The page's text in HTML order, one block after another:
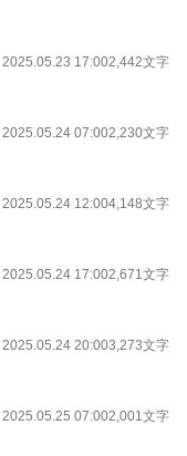
2025.05.23 17:002,442文字
2025.05.24 07:002,230文字
2025.05.24 12:004,148文字
2025.05.24 17:002,671文字
2025.05.24 20:003,273文字
2025.05.25 07:002,001文字